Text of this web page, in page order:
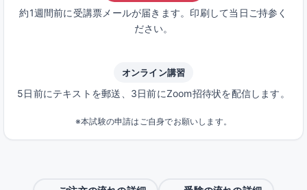
約1週間前に受講票メールが届きます。印刷して当日ご持参く
ださい。
オンライン講習
5日前にテキストを郵送、3日前にZoom招待状を配信します。
※本試験の申請はご自身でお願いします。